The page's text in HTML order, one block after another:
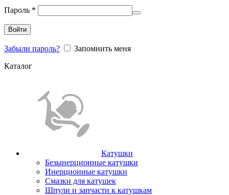
Пароль *
Войти
Забыли пароль?
Запомнить меня
Каталог
Катушки
Безынерционные катушки
Инерционные катушки
Смазки для катушек
Шпули и запчасти к катушкам